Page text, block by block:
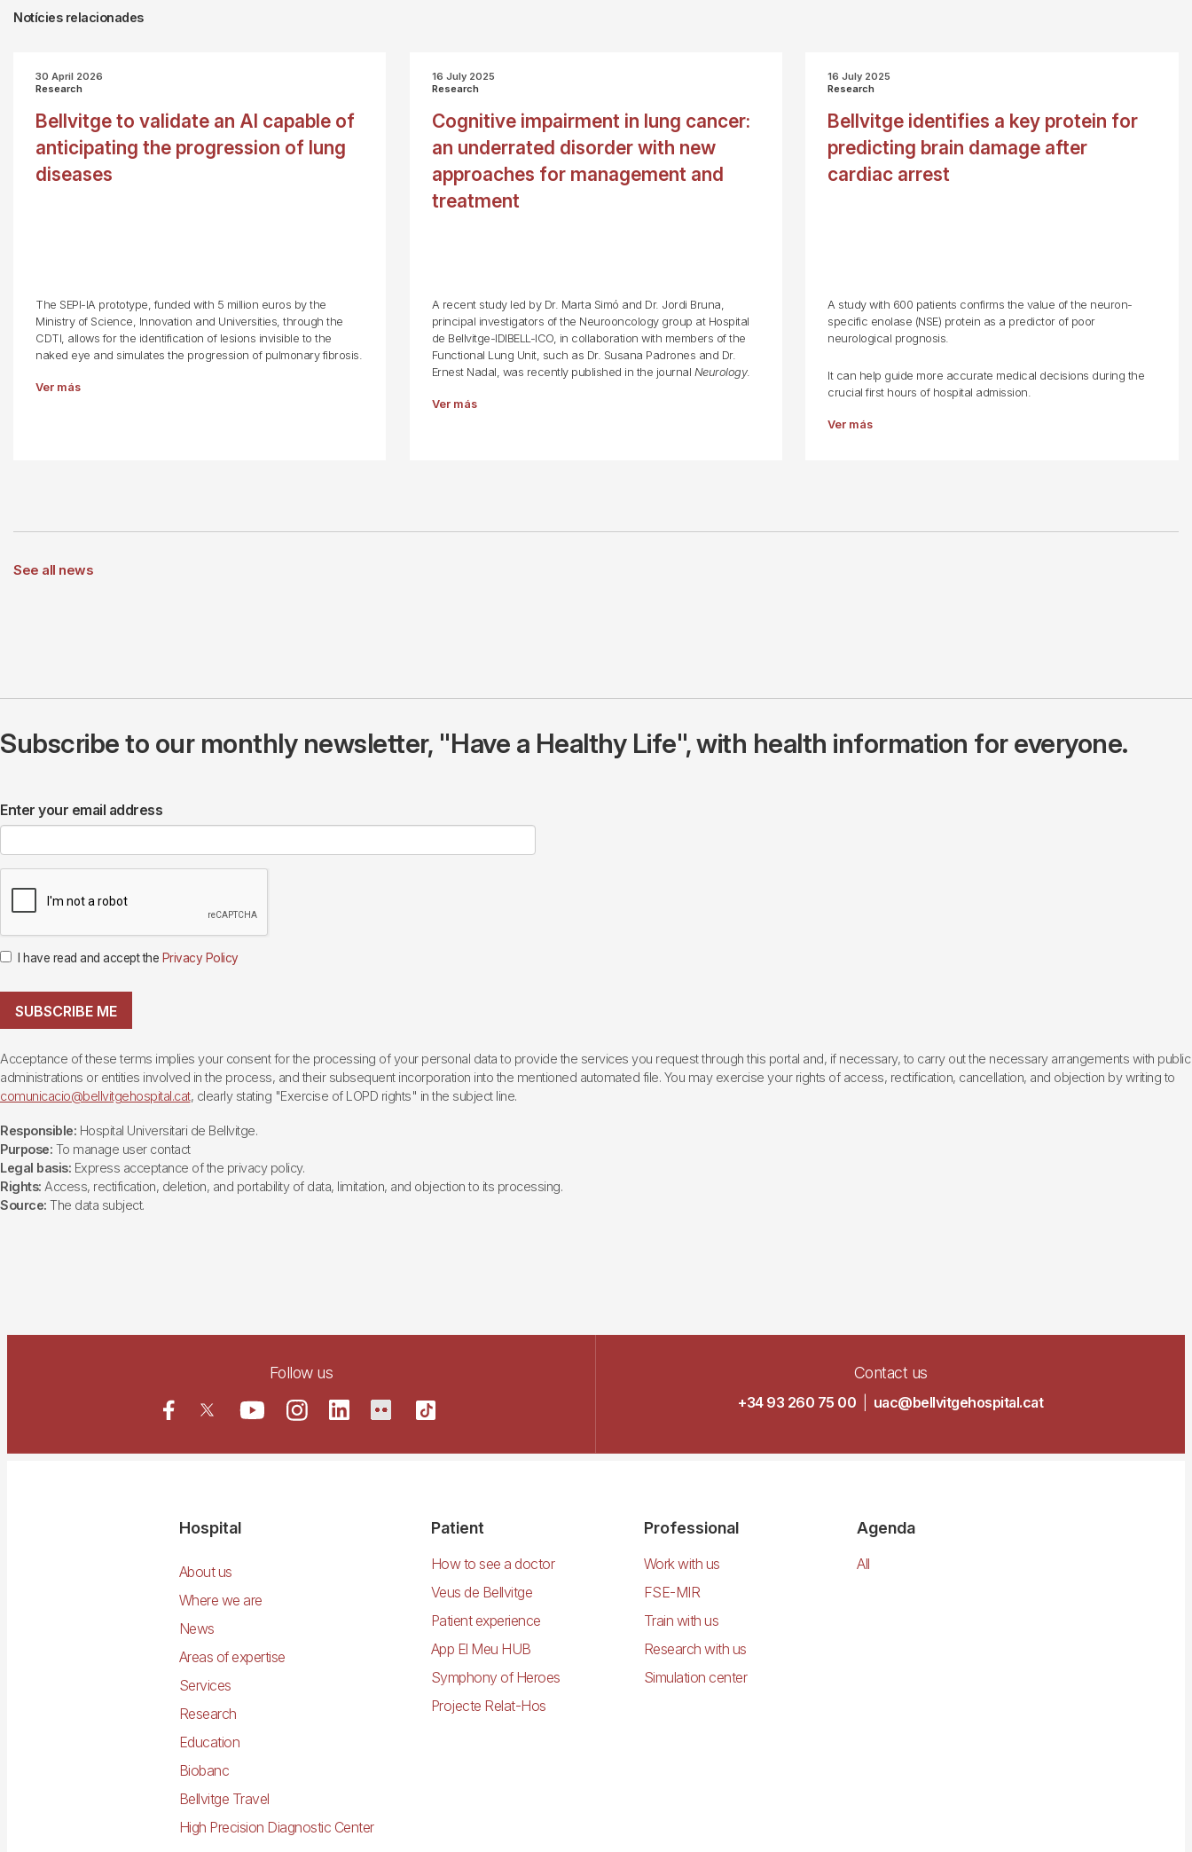
Notícies relacionades
30 April 2026
Research
Bellvitge to validate an AI capable of
anticipating the progression of lung
diseases
The SEPI-IA prototype, funded with 5 million euros by the
Ministry of Science, Innovation and Universities, through the
CDTI, allows for the identification of lesions invisible to the
naked eye and simulates the progression of pulmonary fibrosis.
Ver más
16 July 2025
Research
Cognitive impairment in lung cancer:
an underrated disorder with new
approaches for management and
treatment
A recent study led by Dr. Marta Simó and Dr. Jordi Bruna,
principal investigators of the Neurooncology group at Hospital
de Bellvitge-IDIBELL-ICO, in collaboration with members of the
Functional Lung Unit, such as Dr. Susana Padrones and Dr.
Ernest Nadal, was recently published in the journal Neurology.
Ver más
16 July 2025
Research
Bellvitge identifies a key protein for
predicting brain damage after
cardiac arrest
A study with 600 patients confirms the value of the neuron-
specific enolase (NSE) protein as a predictor of poor
neurological prognosis.
It can help guide more accurate medical decisions during the
crucial first hours of hospital admission.
Ver más
See all news
Subscribe to our monthly newsletter, "Have a Healthy Life", with health information for everyone.
Enter your email address
I have read and accept the Privacy Policy
SUBSCRIBE ME
Acceptance of these terms implies your consent for the processing of your personal data to provide the services you request through this portal and, if necessary, to carry out the necessary arrangements with public
administrations or entities involved in the process, and their subsequent incorporation into the mentioned automated file. You may exercise your rights of access, rectification, cancellation, and objection by writing to
comunicacio@bellvitgehospital.cat, clearly stating "Exercise of LOPD rights" in the subject line.
Responsible: Hospital Universitari de Bellvitge.
Purpose: To manage user contact
Legal basis: Express acceptance of the privacy policy.
Rights: Access, rectification, deletion, and portability of data, limitation, and objection to its processing.
Source: The data subject.
Follow us Contact us
+34 93 260 75 00 uac@bellvitgehospital.cat
Hospital
About us
Where we are
News
Areas of expertise
Services
Research
Education
Biobanc
Bellvitge Travel
High Precision Diagnostic Center
Patient
How to see a doctor
Veus de Bellvitge
Patient experience
App El Meu HUB
Symphony of Heroes
Projecte Relat-Hos
Professional
Work with us
FSE-MIR
Train with us
Research with us
Simulation center
Agenda
All